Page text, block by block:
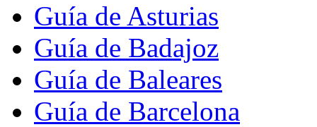
Guía de Asturias
Guía de Badajoz
Guía de Baleares
Guía de Barcelona